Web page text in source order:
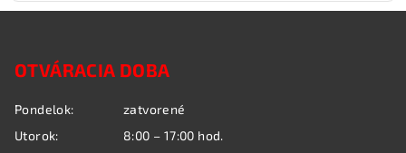
OTVÁRACIA DOBA
Pondelok:
zatvorené
Utorok:
8:00 – 17:00 hod.